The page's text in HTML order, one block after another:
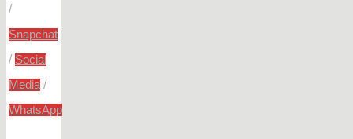
/
Snapchat
/ Social
Media/
WhatsApp